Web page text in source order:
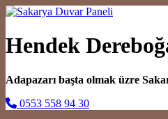
Hendek
Adapazarı başta olmak üzre
0553 558 94 30